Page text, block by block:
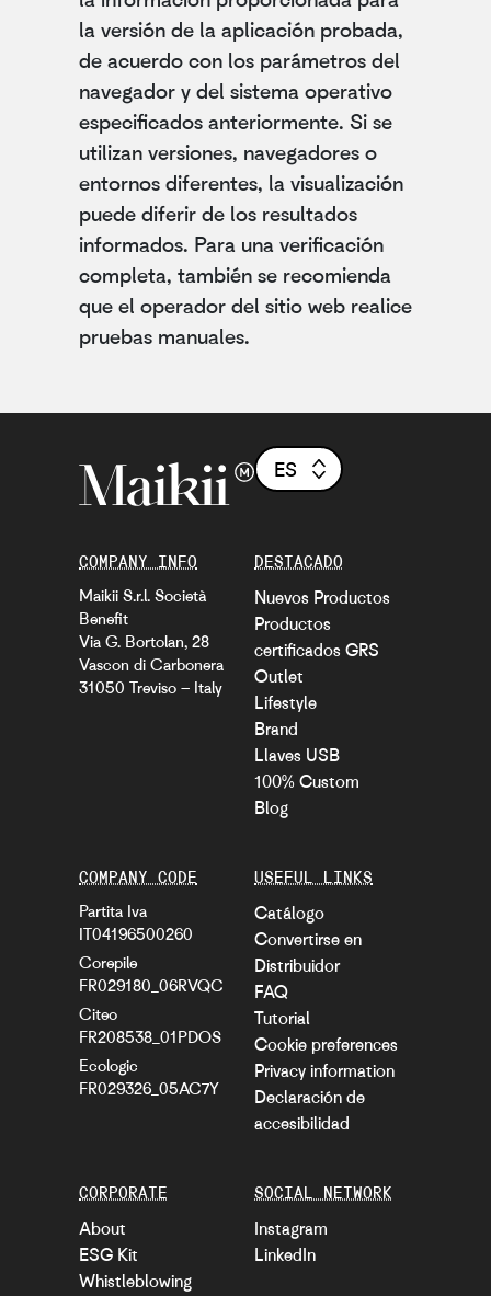
la versión de la aplicación probada,
de acuerdo con los parámetros del
navegador y del sistema operativo
especificados anteriormente. Si se
utilizan versiones, navegadores o
entornos diferentes, la visualización
puede diferir de los resultados
informados. Para una verificación
completa, también se recomienda
que el operador del sitio web realice
pruebas manuales.
COMPANY INFO
Maikii S.r.l. Società
Benefit
Via G. Bortolan, 28
Vascon di Carbonera
31050 Treviso – Italy
DESTACADO
Nuevos Productos
Productos
certificados GRS
Outlet
Lifestyle
Brand
Llaves USB
100% Custom
Blog
CORPORATE
About
ESG Kit
Whistleblowing
USEFUL LINKS
Catálogo
Convertirse en
Distribuidor
FAQ
Tutorial
Cookie preferences
Privacy information
Declaración de
accesibilidad
COMPANY CODE
Partita Iva
IT04196500260
Corepile
FR029180_06RVQC
Citeo
FR208538_01PDOS
Ecologic
FR029326_05AC7Y
SOCIAL NETWORK
Instagram
LinkedIn
ES